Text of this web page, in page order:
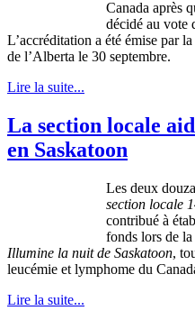
Canada après
décidé au vote
L’accréditation a été émise par
de l’Alberta le 30 septembre.
Lire la suite...
La section locale
en Saskatoon
Les deux
section locale
contribué à
fonds lors de la
Illumine la nuit de Saskatoon,
leucémie et lymphome du
Lire la suite...